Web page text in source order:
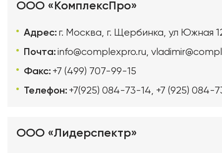
ООО «КомплексПро»
Адрес: г. Москва, г. Щербинка, ул Южная
Почта:info@complexpro.ru,
Факс: +7 (499) 707-99-15
Телефон: +7(925) 084-73-14, +7 (925) 084-
ООО «Лидерспектр»